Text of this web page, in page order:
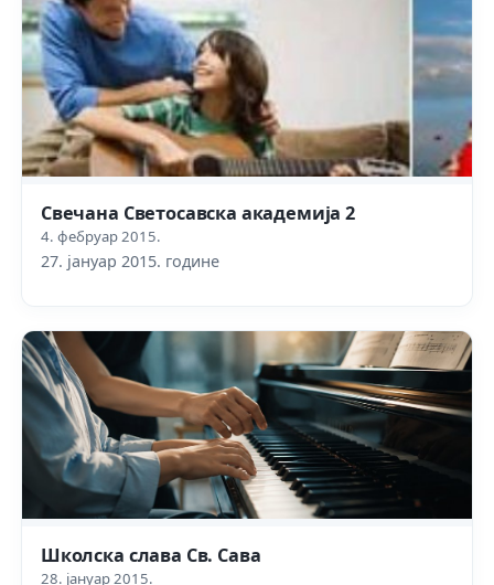
Свечана Светосавска академија 2
4. фебруар 2015.
27. јануар 2015. године
Школска слава Св. Сава
28. јануар 2015.